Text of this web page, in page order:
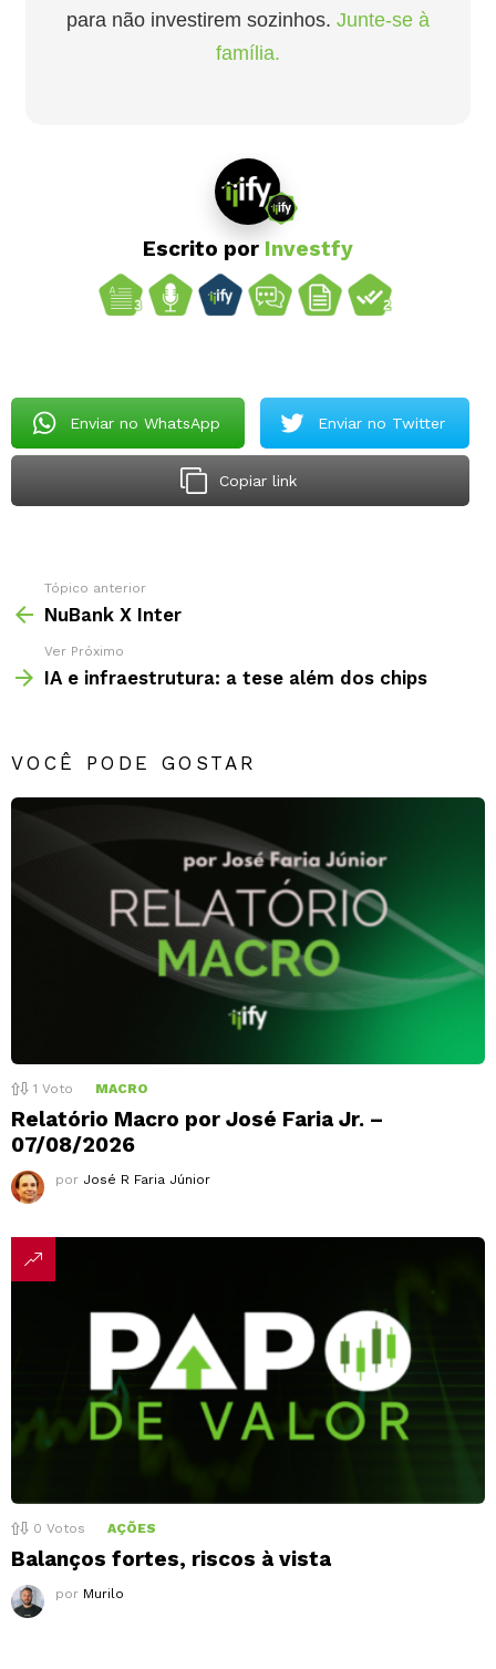
para não investirem sozinhos. Junte-se à
família.
Escrito por Investfy
Enviar no WhatsApp Enviar no Twitter
Copiar link
Tópico anterior
NuBank X Inter
Ver Próximo
IA e infraestrutura: a tese além dos chips
VOCÊ PODE GOSTAR
1 Voto MACRO
Relatório Macro por José Faria Jr. –
07/08/2026
por José R Faria Júnior
0 Votos AÇÕES
Balanços fortes, riscos à vista
por Murilo